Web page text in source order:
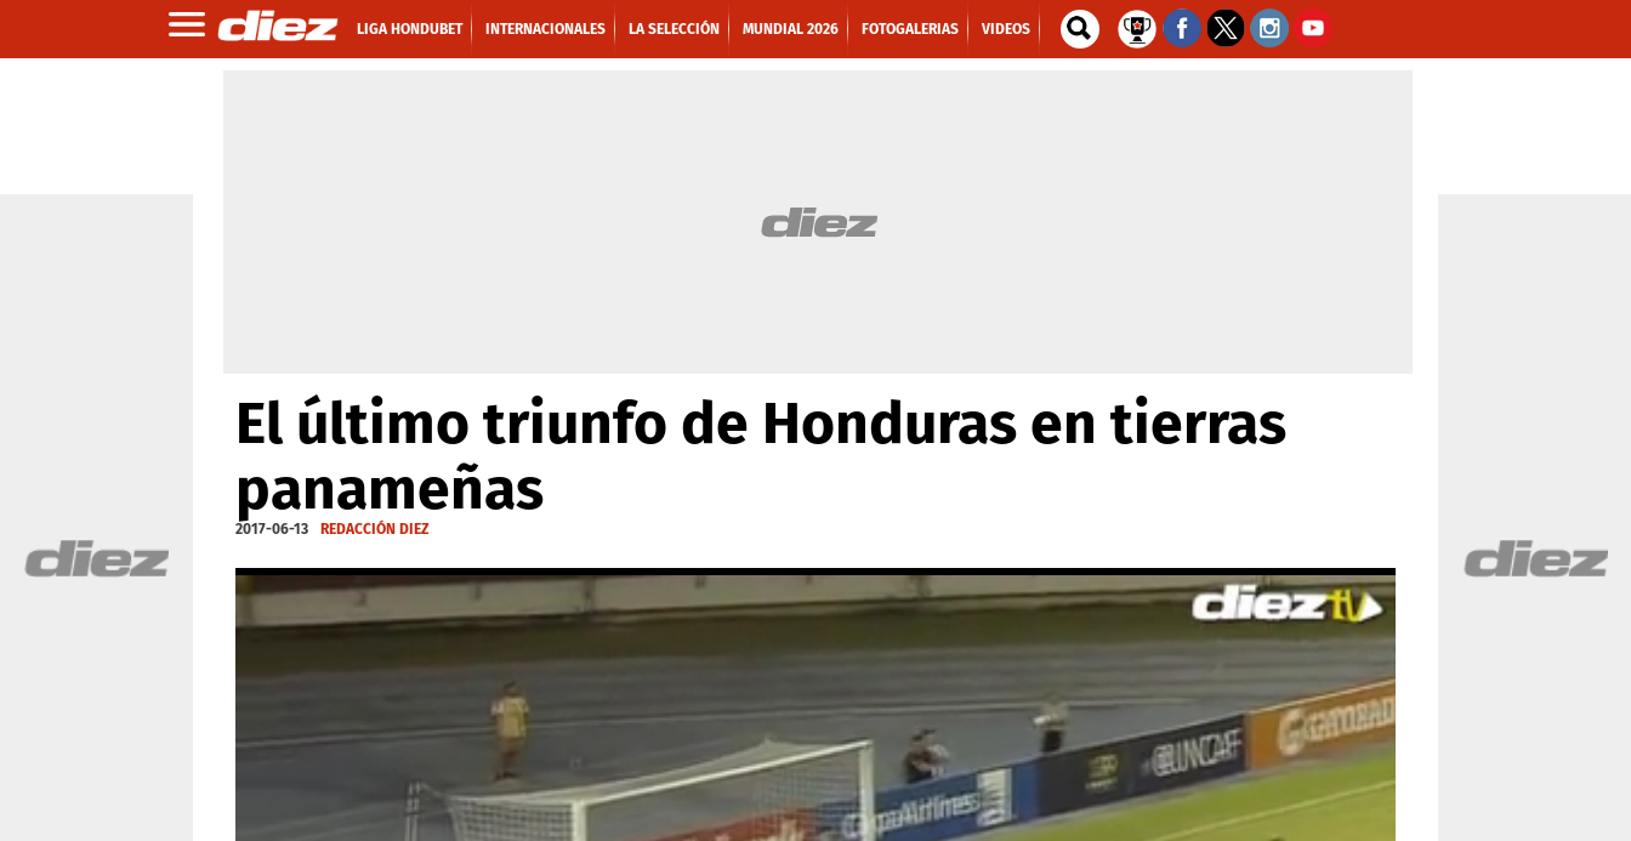
LIGA HONDUBET INTERNACIONALES LA SELECCIÓN MUNDIAL 2026 FOTOGALERIAS VIDEOS
El último triunfo de Honduras en tierras
panameñas
2017-06-13 REDACCIÓN DIEZ